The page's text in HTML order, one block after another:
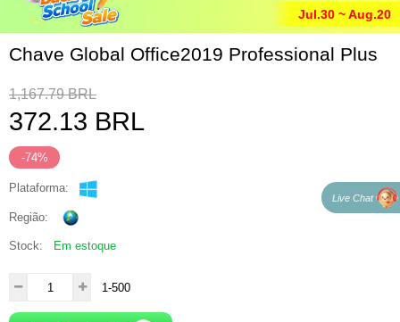
Jul.30 ~ Aug.20
Chave Global Office2019 Professional Plus
1,167.79 BRL
372.13 BRL
-74%
Plataforma:
Região:
Stock: Em estoque
1-500
Live Chat